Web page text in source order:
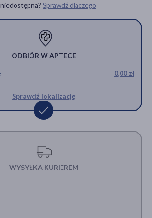
Sprawdź dlaczego
ODBIÓR W APTECE
0,00 zł
Sprawdź lokalizację
WYSYŁKA KURIEREM